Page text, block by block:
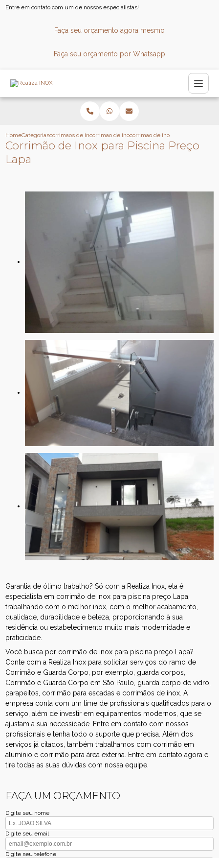
Entre em contato com um de nossos especialistas!
Faça seu orçamento agora mesmo
Faça seu orçamento por Whatsapp
HomeCategoriascorrimaos de inoxcorrimao de inox sob medidacorrimao de inox para piscina
Corrimão de Inox para Piscina Preço
Lapa
Garantia de ótimo trabalho? Só com a Realiza Inox, ela é
especialista em corrimão de inox para piscina preço Lapa,
trabalhando com o melhor inox, com o melhor acabamento,
qualidade, durabilidade e beleza, proporcionando à sua
residência ou estabelecimento muito mais modernidade e
praticidade.
Você busca por corrimão de inox para piscina preço Lapa?
Conte com a Realiza Inox para solicitar serviços do ramo de
Corrimão e Guarda Corpo, por exemplo, guarda corpos,
Corrimão e Guarda Corpo em São Paulo, guarda corpo de vidro,
parapeitos, corrimão para escadas e corrimãos de inox. A
empresa conta com um time de profissionais qualificados para o
serviço, além de investir em equipamentos modernos, que se
ajustam a sua necessidade. Entre em contato com nossos
profissionais e tenha todo o suporte que precisa. Além dos
serviços já citados, também trabalhamos com corrimão em
alumínio e corrimão para área externa. Entre em contato agora e
tire todas as suas dúvidas com nossa equipe.
FAÇA UM ORÇAMENTO
Digite seu nome
Digite seu email
Digite seu telefone